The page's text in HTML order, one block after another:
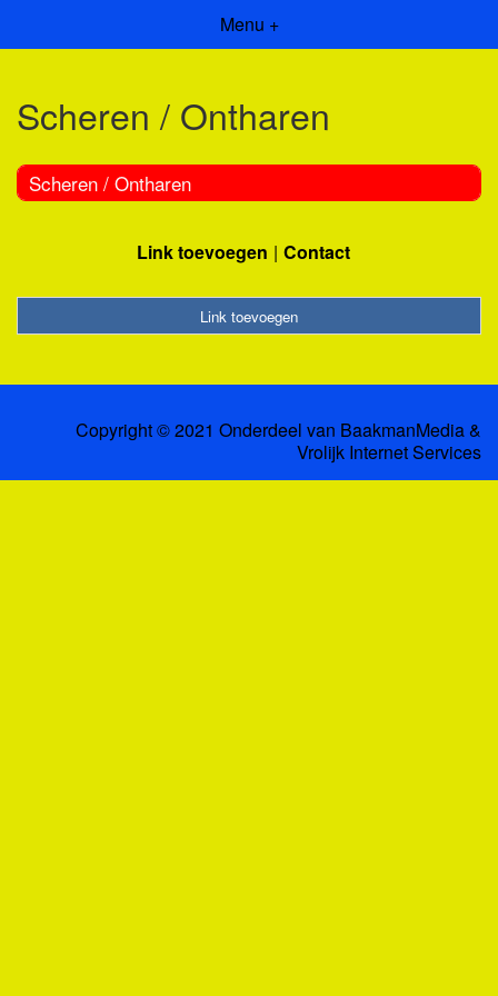
Menu +
Scheren / Ontharen
Scheren / Ontharen
Link toevoegen Contact
Link toevoegen
Copyright © 2021 Onderdeel van BaakmanMedia&
Vrolijk Internet Services